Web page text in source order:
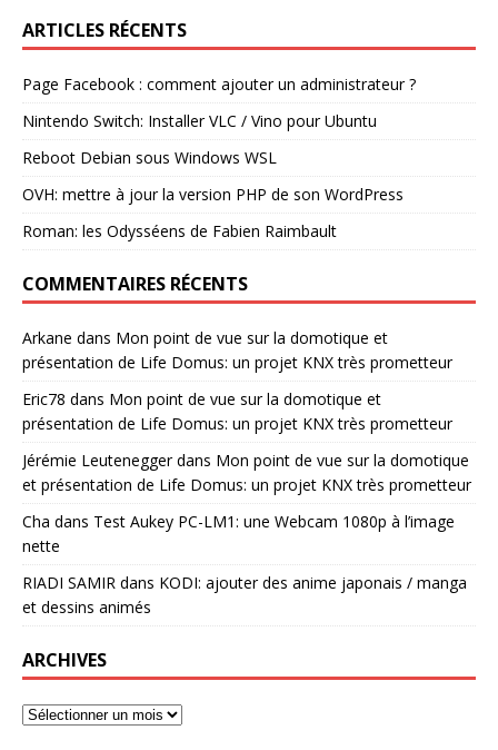
ARTICLES RÉCENTS
Page Facebook : comment ajouter un administrateur ?
Nintendo Switch: Installer VLC / Vino pour Ubuntu
Reboot Debian sous Windows WSL
OVH: mettre à jour la version PHP de son WordPress
Roman: les Odysséens de Fabien Raimbault
COMMENTAIRES RÉCENTS
Arkane dans Mon point de vue sur la domotique et
présentation de Life Domus: un projet KNX très prometteur
Eric78 dans Mon point de vue sur la domotique et
présentation de Life Domus: un projet KNX très prometteur
Jérémie Leuteneggerdans Mon point de vue sur la domotique
et présentation de Life Domus: un projet KNX très prometteur
Cha dans Test Aukey PC-LM1: une Webcam 1080p à l’image
nette
RIADI SAMIR dans KODI: ajouter des anime japonais / manga
et dessins animés
ARCHIVES